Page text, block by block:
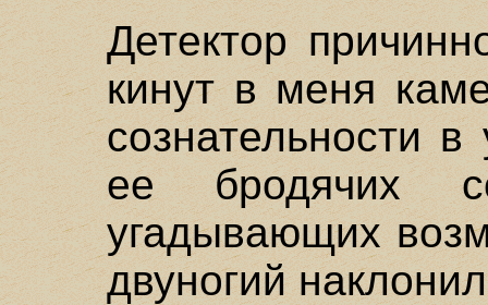
Детектор
кинут в меня
сознательности
ее бродячих
угадывающих
двуногий